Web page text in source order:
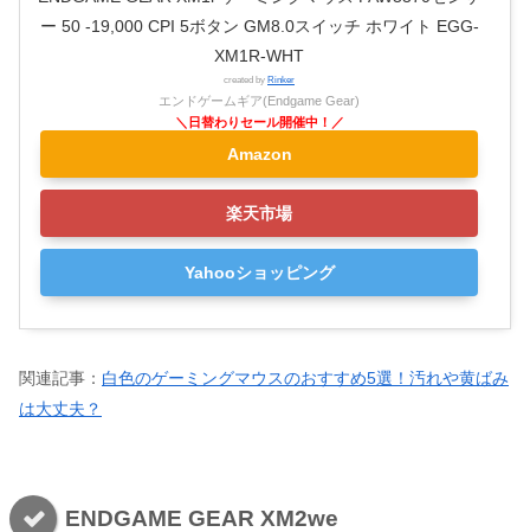
ー 50 -19,000 CPI 5ボタン GM8.0スイッチ ホワイト EGG-
XM1R-WHT
created by Rinker
エンドゲームギア(Endgame Gear)
Amazon
楽天市場
Yahooショッピング
関連記事： 白色のゲーミングマウスのおすすめ5選！汚れや黄ばみ
は大丈夫？
ENDGAME GEAR XM2we